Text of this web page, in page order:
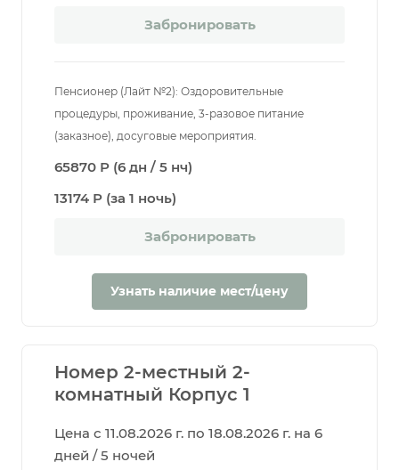
Забронировать
Пенсионер (Лайт №2): Оздоровительные
процедуры, проживание, 3-разовое питание
(заказное), досуговые мероприятия.
65870 Р (6 дн / 5 нч)
13174 Р (за 1 ночь)
Забронировать
Узнать наличие мест/цену
Номер 2-местный 2-
комнатный Корпус 1
Цена с 11.08.2026 г. по 18.08.2026 г. на 6
дней / 5 ночей